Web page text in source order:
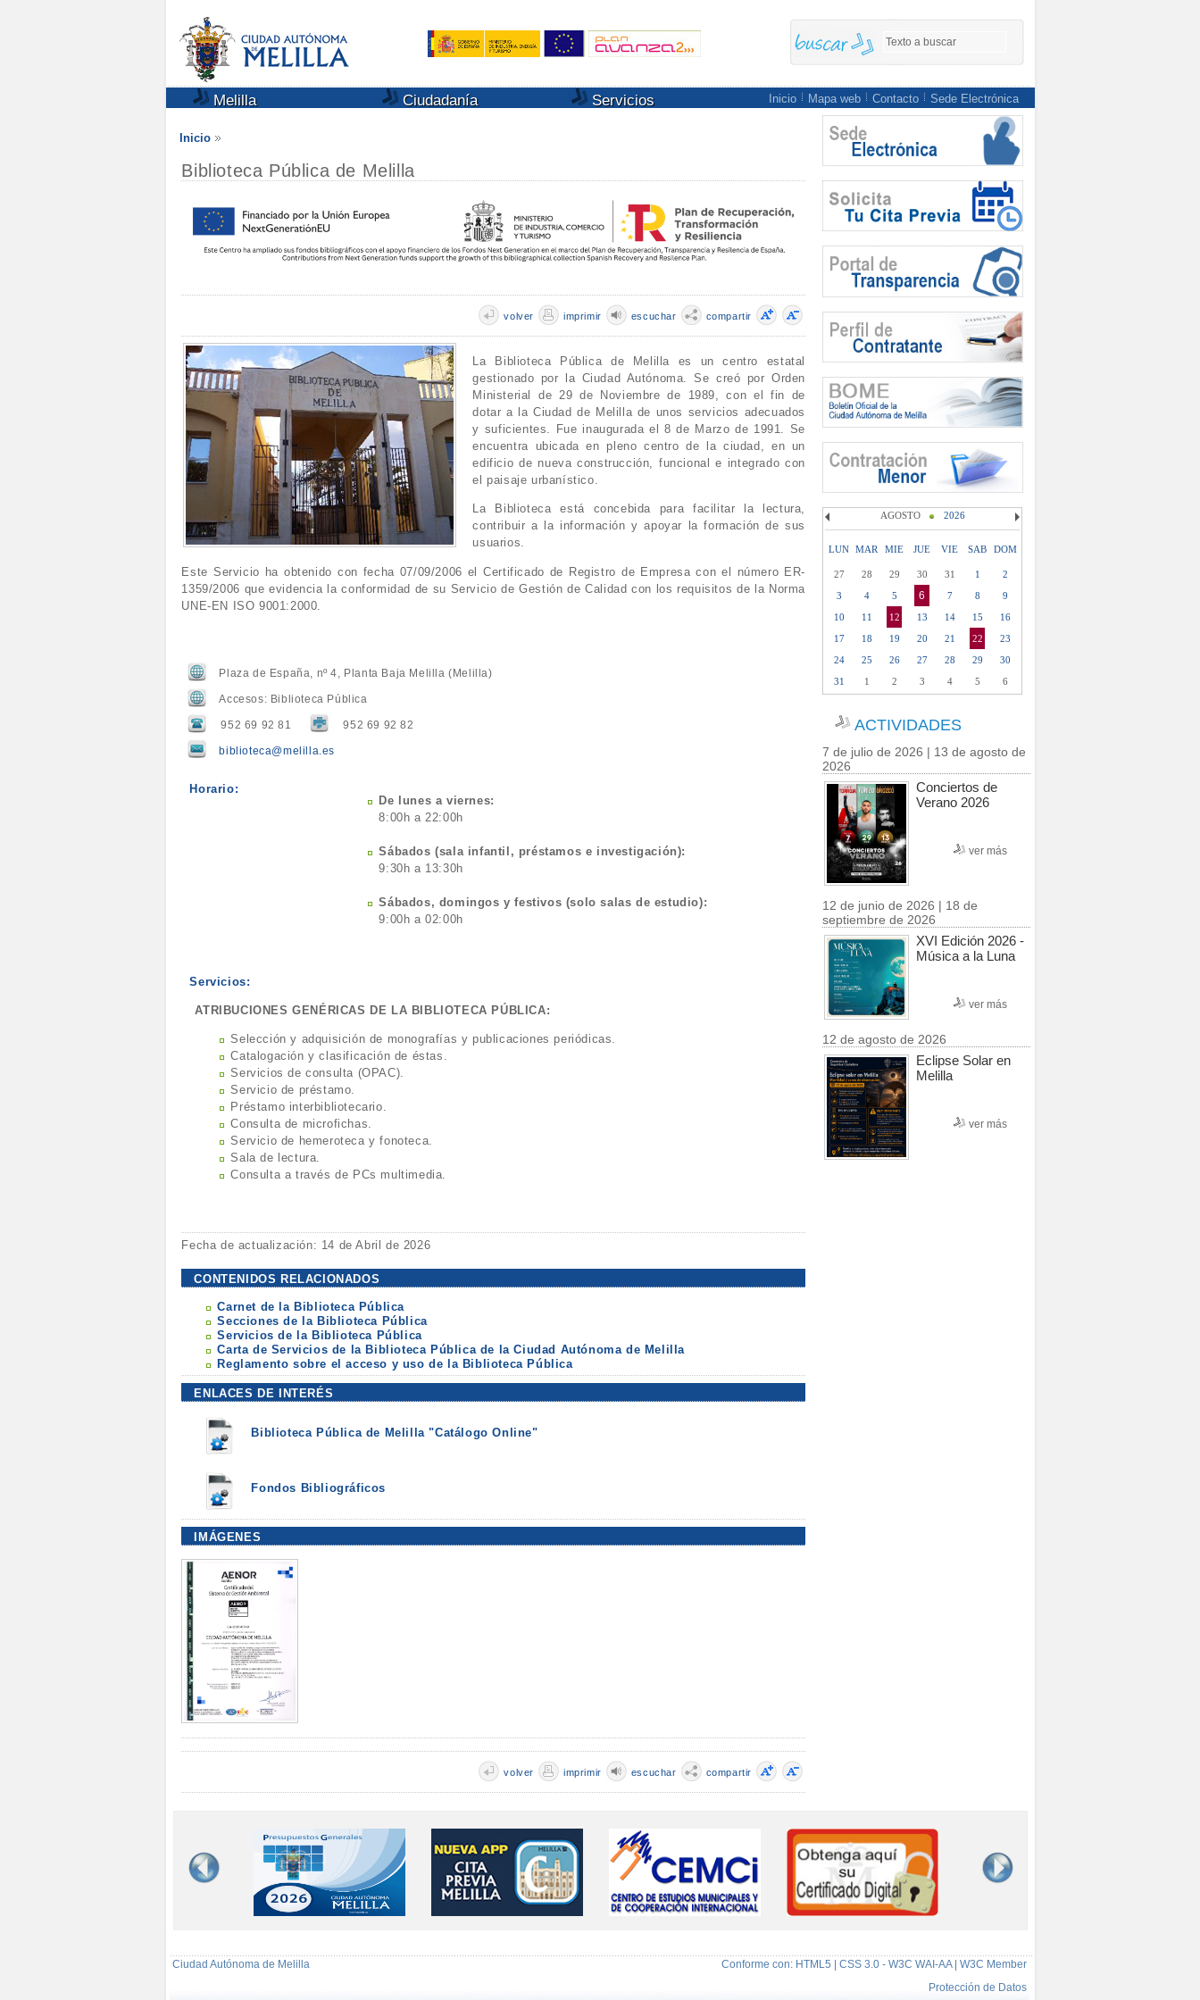
Melilla Ciudadanía Servicios Inicio Mapa web Contacto Sede Electrónica
Inicio
Biblioteca Pública de Melilla
compartir
escuchar
imprimir
volver
La Biblioteca Pública de Melilla es un centro estatal
gestionado por la Ciudad Autónoma. Se creó por Orden
Ministerial de 29 de Noviembre de 1989, con el fin de
dotar a la Ciudad de Melilla de unos servicios adecuados
y suficientes. Fue inaugurada el 8 de Marzo de 1991. Se
encuentra ubicada en pleno centro de la ciudad, en un
edificio de nueva construcción, funcional e integrado con
el paisaje urbanístico.
La Biblioteca está concebida para facilitar la lectura,
contribuir a la información y apoyar la formación de sus
usuarios.
Este Servicio ha obtenido con fecha 07/09/2006 el Certificado de Registro de Empresa con el número ER-
1359/2006 que evidencia la conformidad de su Servicio de Gestión de Calidad con los requisitos de la Norma
UNE-EN ISO 9001:2000.
Plaza de España, nº 4, Planta Baja Melilla (Melilla)
Accesos: Biblioteca Pública
952 69 92 81 952 69 92 82
biblioteca@melilla.es
Horario:
De lunes a viernes:
8:00h a 22:00h
Sábados (sala infantil, préstamos e investigación):
9:30h a 13:30h
Sábados, domingos y festivos (solo salas de estudio):
9:00h a 02:00h
Servicios:
ATRIBUCIONES GENÉRICAS DE LA BIBLIOTECA PÚBLICA:
Selección y adquisición de monografías y publicaciones periódicas.
Catalogación y clasificación de éstas.
Servicios de consulta (OPAC).
Servicio de préstamo.
Préstamo interbibliotecario.
Consulta de microfichas.
Servicio de hemeroteca y fonoteca.
Sala de lectura.
Consulta a través de PCs multimedia.
Fecha de actualización: 14 de Abril de 2026
CONTENIDOS RELACIONADOS
Carnet de la Biblioteca Pública
Secciones de la Biblioteca Pública
Servicios de la Biblioteca Pública
Carta de Servicios de la Biblioteca Pública de la Ciudad Autónoma de Melilla
Reglamento sobre el acceso y uso de la Biblioteca Pública
ENLACES DE INTERÉS
Biblioteca Pública de Melilla "Catálogo Online"
Fondos Bibliográficos
IMÁGENES
compartir
escuchar
imprimir
volver
AGOSTO 2026
LUN MAR MIE JUE VIE SAB DOM
27 28 29 30 31 1
2
3
4 5 6 7 8
9
10
11 12 13 14 15
16
17
18 19 20 21 22
23
24
25 26 27 28 29
30
31
1 2 3 4 5 6
ACTIVIDADES
7 de julio de 2026 | 13 de agosto de
2026
Conciertos de
Verano 2026
ver más
12 de junio de 2026 | 18 de
septiembre de 2026
XVI Edición 2026 -
Música a la Luna
ver más
12 de agosto de 2026
Eclipse Solar en
Melilla
ver más
Ciudad Autónoma de Melilla
Conforme con: HTML5 | CSS 3.0 - W3C WAI-AA | W3C Member
Protección de Datos